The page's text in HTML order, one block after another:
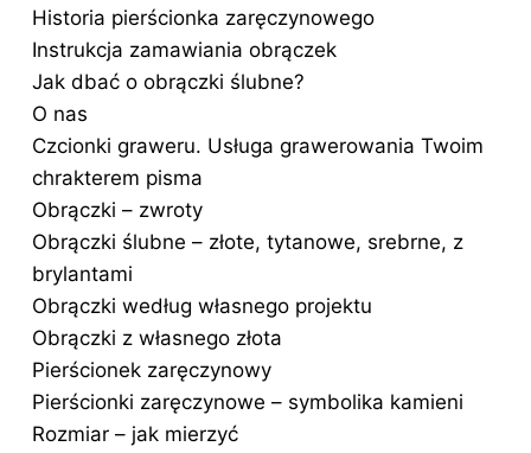
Historia pierścionka zaręczynowego
Instrukcja zamawiania obrączek
Jak dbać o obrączki ślubne?
O nas
Czcionki graweru. Usługa grawerowania Twoim
chrakterem pisma
Obrączki – zwroty
Obrączki ślubne – złote, tytanowe, srebrne, z
brylantami
Obrączki według własnego projektu
Obrączki z własnego złota
Pierścionek zaręczynowy
Pierścionki zaręczynowe – symbolika kamieni
Rozmiar – jak mierzyć